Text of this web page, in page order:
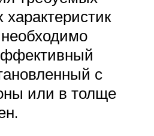
с
или в толще